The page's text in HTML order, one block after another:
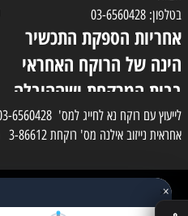
בטלפון: 03-6560428
אחריות הספקת התכשיר
הינה של הרוקח האחראי
בבית המרקחת ושההובלה
בפועל תעשה בעזרת
השליח
אחראית נייזוב אילנה מס' רוקחת 3-86612 medipharmeoffice@gmail.com
✕×